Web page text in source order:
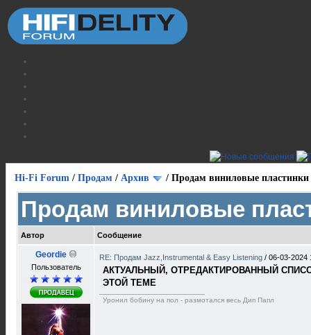
Hi-Fi Forum / Продам / Архив / Продам виниловые пластинки
Продам виниловые
Автор Сообщение
Geordie
Пользователь
RE: Продам Jazz,Instrumental & Easy Listening / 06-03-2024
АКТУАЛЬНЫЙ, ОТРЕДАКТИРОВАННЫЙ
ЭТОЙ ТЕМЕ
Уронил бобину на пол - размотался весь Дип Папл